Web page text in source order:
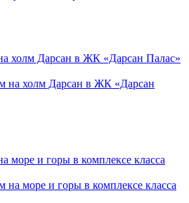
холм Дарсан в ЖК «Дарсан Палас»
море и горы в комплексе класса